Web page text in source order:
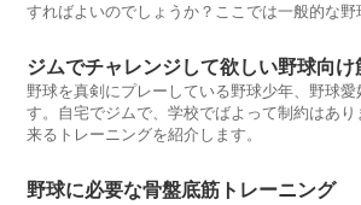
すればよいのでしょうか？ここでは一般的な野
ジムでチャレンジして欲しい野球向け
野球を真剣にプレーしている野球少年、野球
す。自宅でジムで、学校でばよって制約はあ
来るトレーニングを紹介します。
野球に必要な骨盤底筋トレーニング